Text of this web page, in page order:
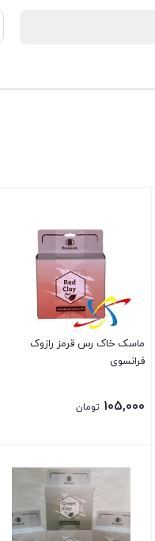
ماسک خاک رس قرمز رازوک
فرانسوی
105,000 تومان